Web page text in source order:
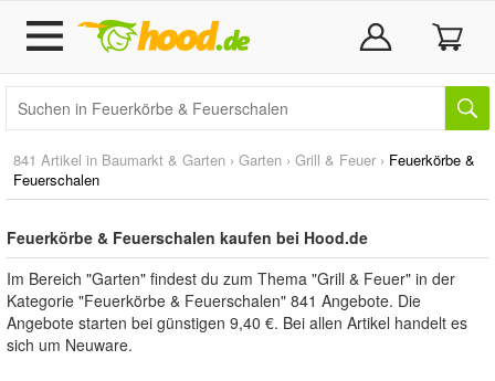
841 Artikel in Baumarkt & Garten › Garten › Grill & Feuer › Feuerkörbe &
Feuerschalen
Feuerkörbe & Feuerschalen kaufen bei Hood.de
Im Bereich "Garten" findest du zum Thema "Grill & Feuer" in der
Kategorie "Feuerkörbe & Feuerschalen" 841 Angebote. Die
Angebote starten bei günstigen 9,40 €. Bei allen Artikel handelt es
sich um Neuware.